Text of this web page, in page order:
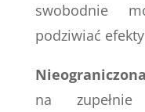
swobodnie
podziwiać
na zupełnie